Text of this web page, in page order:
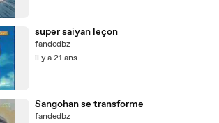
super saiyan leçon
fandedbz
il y a 21 ans
Sangohan se transforme
fandedbz